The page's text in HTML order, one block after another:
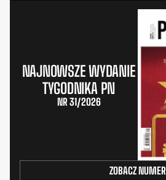
NAJNOWSZE WYDANIE
TYGODNIKA PN
NR 31/2026
ZOBACZ NUMER